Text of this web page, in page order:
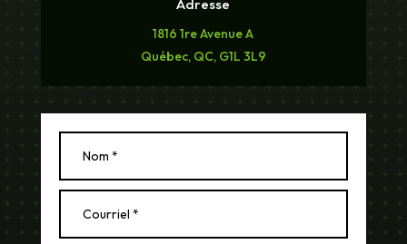
Adresse
1816 1re Avenue A
Québec, QC, G1L 3L9